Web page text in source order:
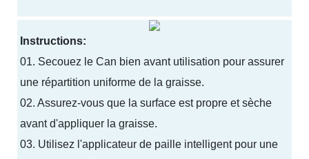
Instructions:
01. Secouez le Can bien avant utilisation pour assurer
une répartition uniforme de la graisse.
02.Assurez-vous que la surface est propre et sèche
avant d'appliquer la graisse.
03. Utilisez l'applicateur de paille intelligent pour une